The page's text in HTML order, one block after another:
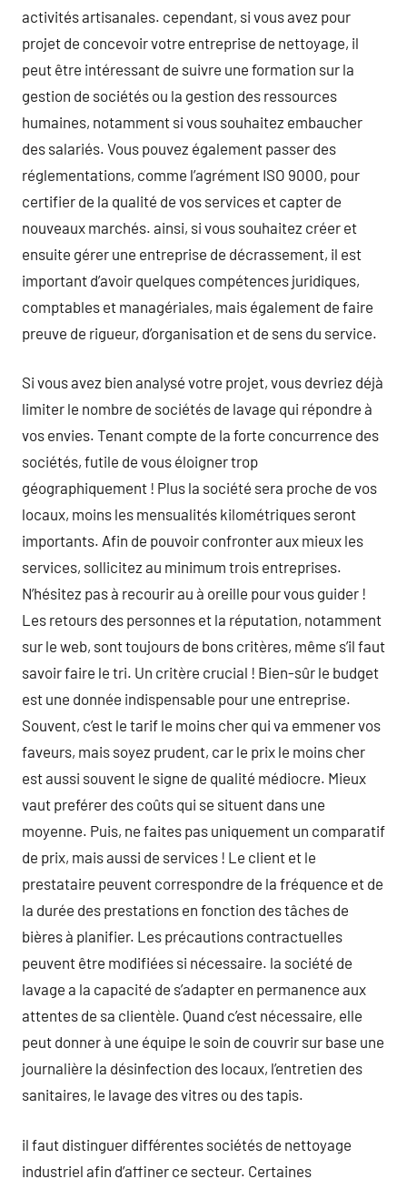
activités artisanales. cependant, si vous avez pour
projet de concevoir votre entreprise de nettoyage, il
peut être intéressant de suivre une formation sur la
gestion de sociétés ou la gestion des ressources
humaines, notamment si vous souhaitez embaucher
des salariés. Vous pouvez également passer des
réglementations, comme l’agrément ISO 9000, pour
certifier de la qualité de vos services et capter de
nouveaux marchés. ainsi, si vous souhaitez créer et
ensuite gérer une entreprise de décrassement, il est
important d’avoir quelques compétences juridiques,
comptables et managériales, mais également de faire
preuve de rigueur, d’organisation et de sens du service.
Si vous avez bien analysé votre projet, vous devriez déjà
limiter le nombre de sociétés de lavage qui répondre à
vos envies. Tenant compte de la forte concurrence des
sociétés, futile de vous éloigner trop
géographiquement ! Plus la société sera proche de vos
locaux, moins les mensualités kilométriques seront
importants. Afin de pouvoir confronter aux mieux les
services, sollicitez au minimum trois entreprises.
N’hésitez pas à recourir au à oreille pour vous guider !
Les retours des personnes et la réputation, notamment
sur le web, sont toujours de bons critères, même s’il faut
savoir faire le tri. Un critère crucial ! Bien-sûr le budget
est une donnée indispensable pour une entreprise.
Souvent, c’est le tarif le moins cher qui va emmener vos
faveurs, mais soyez prudent, car le prix le moins cher
est aussi souvent le signe de qualité médiocre. Mieux
vaut preférer des coûts qui se situent dans une
moyenne. Puis, ne faites pas uniquement un comparatif
de prix, mais aussi de services ! Le client et le
prestataire peuvent correspondre de la fréquence et de
la durée des prestations en fonction des tâches de
bières à planifier. Les précautions contractuelles
peuvent être modifiées si nécessaire. la société de
lavage a la capacité de s’adapter en permanence aux
attentes de sa clientèle. Quand c’est nécessaire, elle
peut donner à une équipe le soin de couvrir sur base une
journalière la désinfection des locaux, l’entretien des
sanitaires, le lavage des vitres ou des tapis.
il faut distinguer différentes sociétés de nettoyage
industriel afin d’affiner ce secteur. Certaines